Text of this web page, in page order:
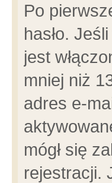
Po
hasło.
jest
mniej niż
adres e-
mógł się
rejestracji.